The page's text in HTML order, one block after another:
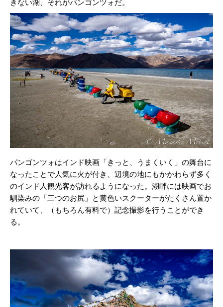
パンゴンツォはインド映画「きっと、うまくいく」の舞台に
なったことで人気に火が付き、辺境の地にもかかわらず多く
のインド人観光客が訪れるようになった。湖畔には映画でお
馴染みの「三つのお尻」と黄色いスクーターがたくさん置か
れていて、（もちろん有料で）記念撮影を行うことができ
る。